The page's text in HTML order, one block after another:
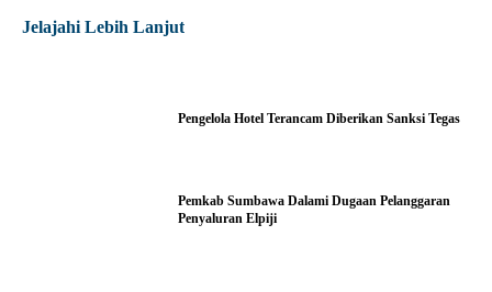
Jelajahi Lebih Lanjut
Pengelola Hotel Terancam Diberikan Sanksi Tegas
Pemkab Sumbawa Dalami Dugaan Pelanggaran
Penyaluran Elpiji